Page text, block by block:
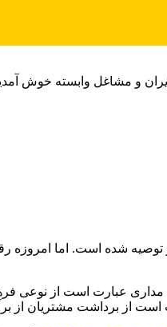
و مشاغل وابسته خوش
توصیه شده است. اما
عبارت است از نوعی
از برداشت مشتریان از